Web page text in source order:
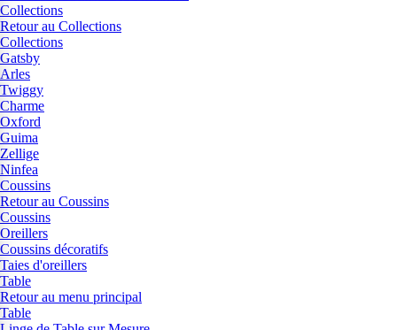
Collections
Retour au Collections
Collections
Gatsby
Arles
Twiggy
Charme
Oxford
Guima
Zellige
Ninfea
Coussins
Retour au Coussins
Coussins
Oreillers
Coussins décoratifs
Taies d'oreillers
Table
Retour au menu principal
Table